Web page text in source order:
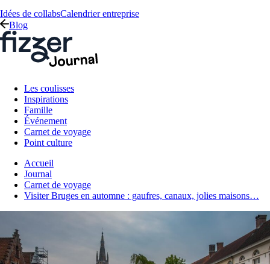
Idées de collabsCalendrier entreprise
Blog
Les coulisses
Inspirations
Famille
Événement
Carnet de voyage
Point culture
Accueil
Journal
Carnet de voyage
Visiter Bruges en automne : gaufres, canaux, jolies maisons…